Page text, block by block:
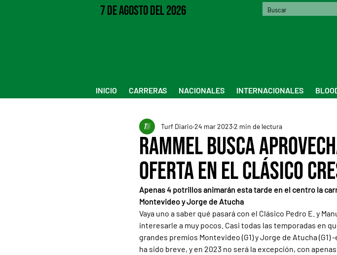
7 de Agosto del 2026
INICIO CARRERAS NACIONALES INTERNACIONALES
Rammel busca
oferta en el Clásico
Turf Diario 24 mar 20232 min de lectura
Apenas 4 potrillos animarán esta tarde en el centro la
Montevideo y Jorge de Atucha
Vaya uno a saber qué pasará con el Clásico Pedro E. y
interesarle a muy pocos. Casi todas las temporadas en
grandes premios Montevideo (G1) y Jorge de Atucha
ha sido breve, y en 2023 no será la excepción, con